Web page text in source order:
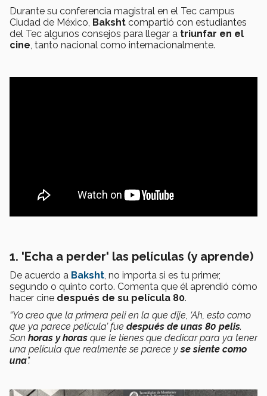
Durante su conferencia magistral en el Tec campus
Ciudad de México, Baksht compartió con estudiantes
del Tec algunos consejos para llegar a triunfar en el
cine , tanto nacional como internacionalmente.
1. 'Echa a perder' las películas (y aprende)
De acuerdo a Baksht , no importa si es tu primer,
segundo o quinto corto. Comenta que él aprendió cómo
hacer cine después de su película 80.
“Yo creo que la primera peli en la que dije, ‘Ah, esto como
que ya parece película’ fue después de unas 80 pelis.
Son horas y horas que le tienes que dedicar para ya tener
una película que realmente se parece yse siente como
una”.